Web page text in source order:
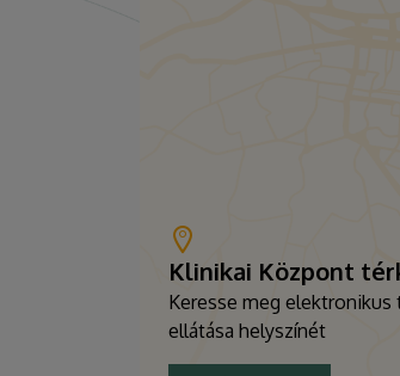
Klinikai Központ
Keresse meg elektronikus
ellátása helyszínét